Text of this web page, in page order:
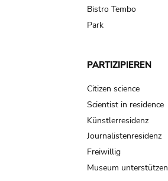
Bistro Tembo
Park
PARTIZIPIEREN
Citizen science
Scientist in residence
Künstlerresidenz
Journalistenresidenz
Freiwillig
Museum unterstützen